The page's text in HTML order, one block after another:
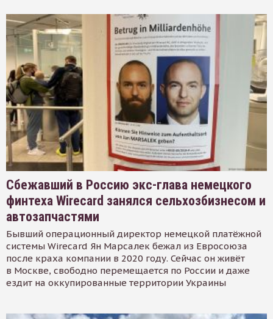
Сбежавший в Россию экс-глава немецкого
финтеха Wirecard занялся сельхозбизнесом и
автозапчастями
Бывший операционный директор немецкой платёжной
системы Wirecard Ян Марсалек бежал из Евросоюза
после краха компании в 2020 году. Сейчас он живёт
в Москве, свободно перемещается по России и даже
ездит на оккупированные территории Украины